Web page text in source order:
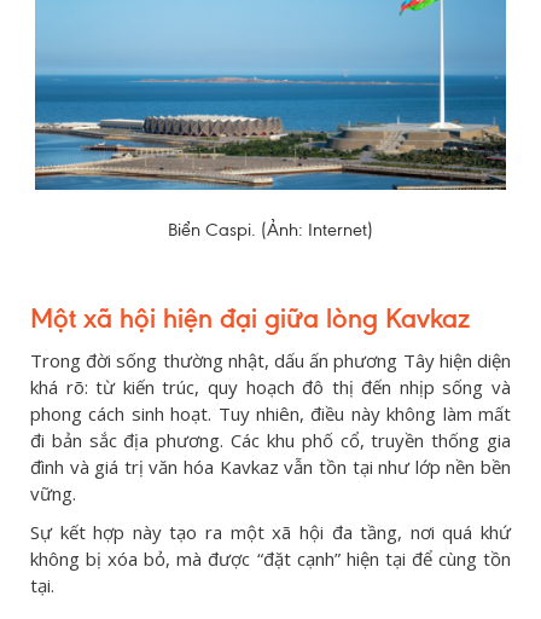
Biển Caspi. (Ảnh: Internet)
Một xã hội hiện đại giữa lòng Kavkaz
Trong đời sống thường nhật, dấu ấn phương Tây hiện diện
khá rõ: từ kiến trúc, quy hoạch đô thị đến nhịp sống và
phong cách sinh hoạt. Tuy nhiên, điều này không làm mất
đi bản sắc địa phương. Các khu phố cổ, truyền thống gia
đình và giá trị văn hóa Kavkaz vẫn tồn tại như lớp nền bền
vững.
Sự kết hợp này tạo ra một xã hội đa tầng, nơi quá khứ
không bị xóa bỏ, mà được “đặt cạnh” hiện tại để cùng tồn
tại.